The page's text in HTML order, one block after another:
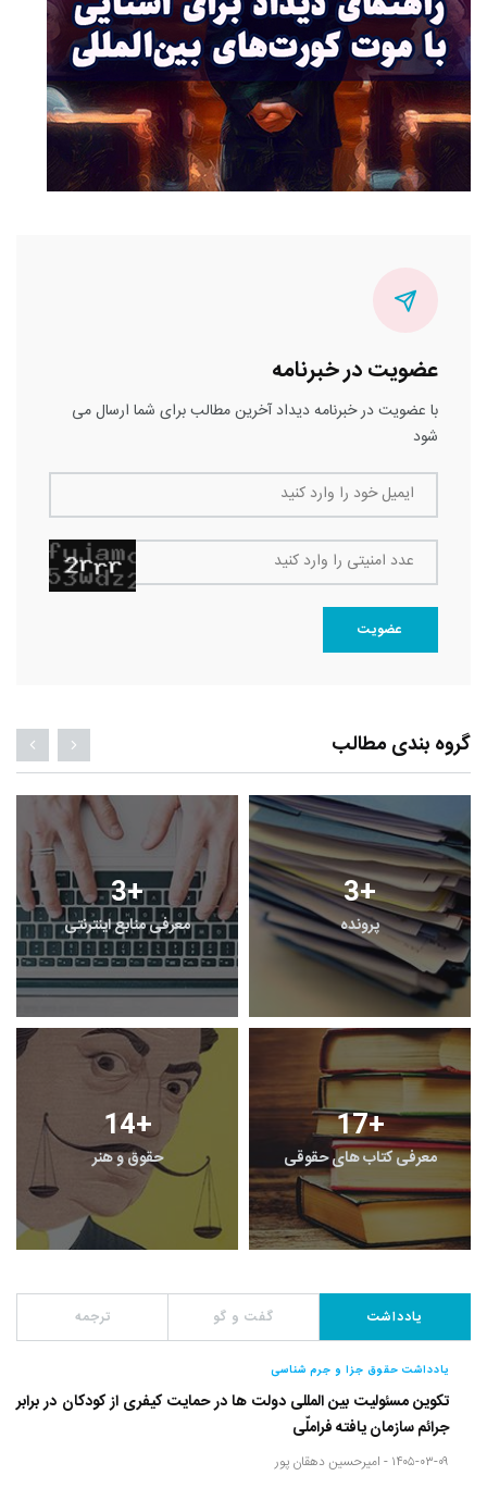
عضویت در خبرنامه
با عضویت در خبرنامه دیداد آخرین مطالب برای شما ارسال می
شود
ایمیل خود را وارد کنید
عدد امنیتی را وارد کنید
عضویت
گروه بندی مطالب
3+
معرفی منابع اینترنتی
3+
پرونده
14+
حقوق و هنر
17+
معرفی کتاب های حقوقی
یادداشت گفت و گو ترجمه
یادداشت حقوق جزا و جرم شناسی
تکوین مسئولیت بین المللی دولت ها در حمایت کیفری از کودکان در برابر
جرائم سازمان یافته فراملّی
۱۴۰۵-۰۳-۰۹ - امیرحسین دهقان پور